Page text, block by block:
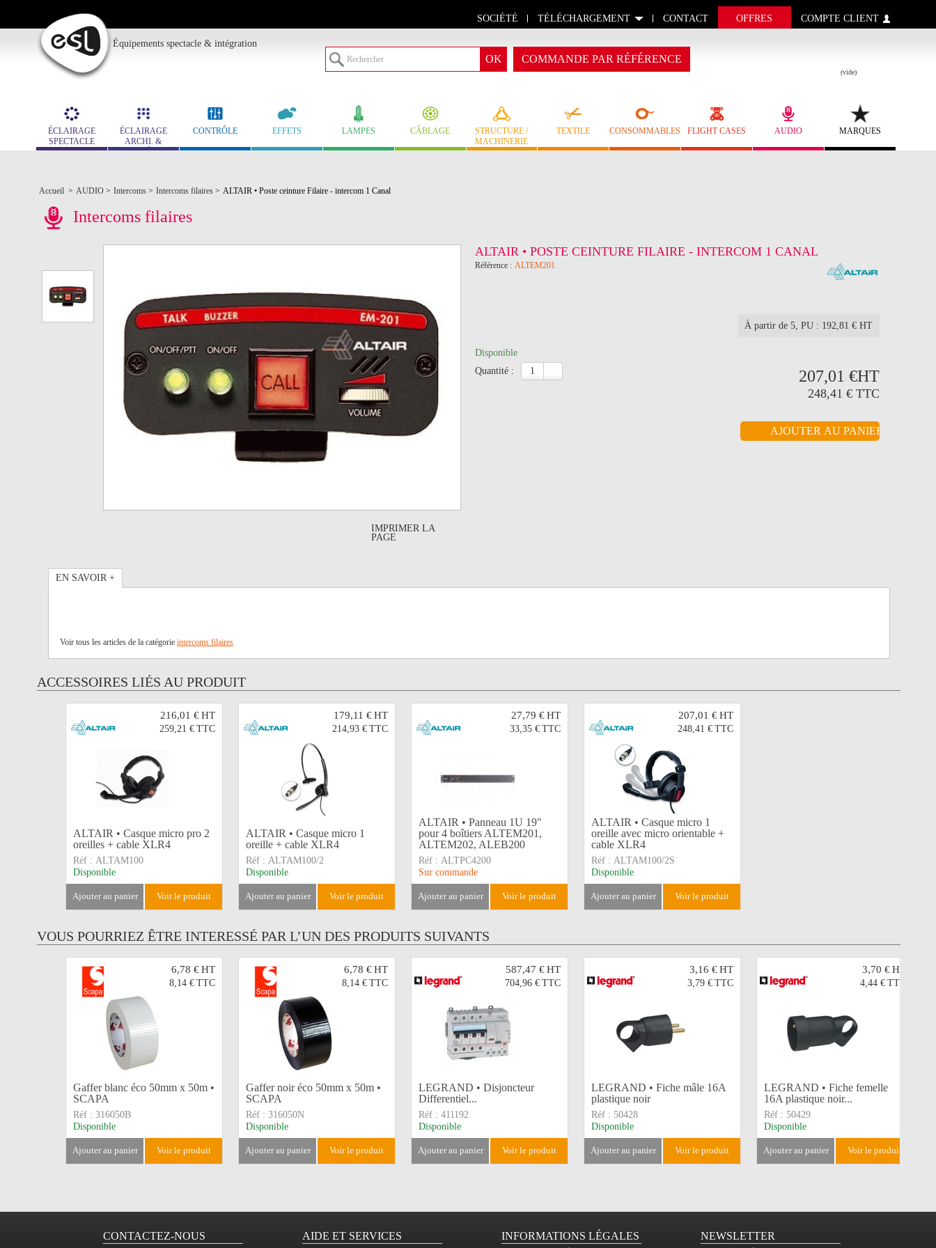
SOCIÉTÉ TÉLÉCHARGEMENT CONTACT OFFRES COMPTE CLIENT
Équipements spectacle & intégration
(vide)
COMMANDE PAR RÉFÉRENCE
ÉCLAIRAGE
SPECTACLE
ÉCLAIRAGE
ARCHI. &
MUSÉO.
CONTRÔLE EFFETS LAMPES CÂBLAGE
STRUCTURE /
MACHINERIE
TEXTILE CONSOMMABLES FLIGHT CASES AUDIO MARQUES
Accueil > AUDIO > Intercoms > Intercoms filaires > ALTAIR • Poste ceinture Filaire - intercom 1 Canal
Intercoms filaires
IMPRIMER LA
PAGE
ALTAIR • POSTE CEINTURE FILAIRE - INTERCOM 1 CANAL
Référence : ALTEM201
À partir de 5, PU : 192,81 € HT
Disponible
quantité :
207,01 €HT
248,41 € TTC
EN SAVOIR +
Voir tous les articles de la catégorie intercoms filaires
ACCESSOIRES LIÉS AU PRODUIT
216,01 €HT
259,21 € TTC
ALTAIR • Casque micro pro 2
oreilles + cable XLR4
Réf : ALTAM100
Disponible
ajouter au panier voir le produit
179,11 €HT
214,93 € TTC
ALTAIR • Casque micro 1
oreille + cable XLR4
Réf : ALTAM100/2
Disponible
ajouter au panier voir le produit
27,79 €HT
33,35 € TTC
ALTAIR • Panneau 1U 19"
pour 4 boîtiers ALTEM201,
ALTEM202, ALEB200
Réf : ALTPC4200
Sur commande
ajouter au panier voir le produit
207,01 €HT
248,41 € TTC
ALTAIR • Casque micro 1
oreille avec micro orientable +
cable XLR4
Réf : ALTAM100/2S
Disponible
ajouter au panier voir le produit
VOUS POURRIEZ ÊTRE INTERESSÉ PAR L’UN DES PRODUITS SUIVANTS
6,78 €HT
8,14 € TTC
Gaffer blanc éco 50mm x 50m •
SCAPA
Réf : 316050B
Disponible
ajouter au panier voir le produit
6,78 €HT
8,14 € TTC
Gaffer noir éco 50mm x 50m •
SCAPA
Réf : 316050N
Disponible
ajouter au panier voir le produit
587,47 €HT
704,96 € TTC
LEGRAND • Disjoncteur
Differentiel...
Réf : 411192
Disponible
ajouter au panier voir le produit
3,16 €HT
3,79 € TTC
LEGRAND • Fiche mâle 16A
plastique noir
Réf : 50428
Disponible
ajouter au panier voir le produit
3,70 €HT
4,44 € TTC
LEGRAND • Fiche femelle
16A plastique noir...
Réf : 50429
Disponible
ajouter au panier voir le produit
CONTACTEZ-NOUS AIDE ET SERVICES INFORMATIONS LÉGALES NEWSLETTER